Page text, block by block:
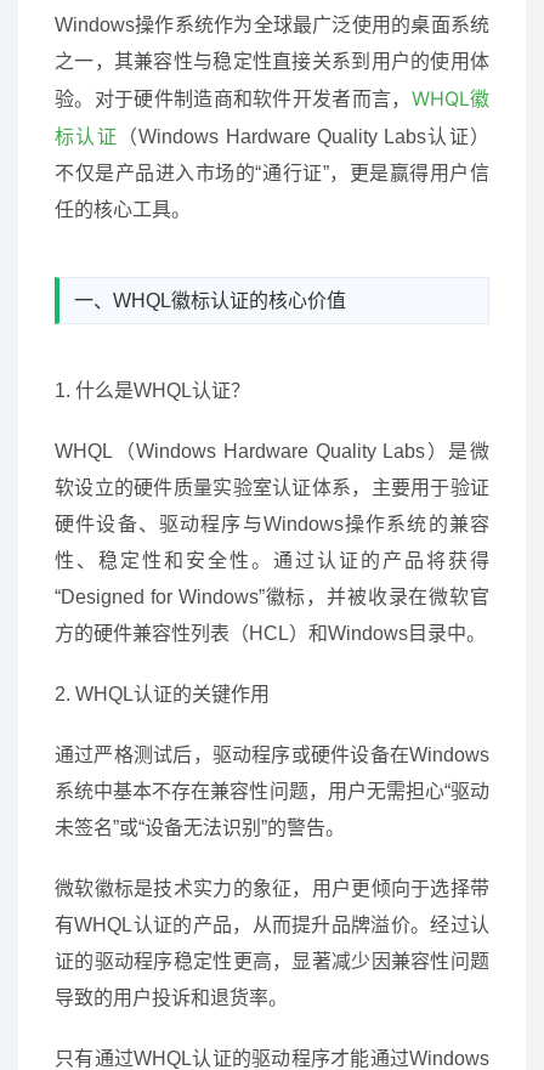
Windows操作系统作为全球最广泛使用的桌面系统
之一，其兼容性与稳定性直接关系到用户的使用体
验。对于硬件制造商和软件开发者而言， WHQL徽
标认证
（Windows Hardware Quality Labs认证）
不仅是产品进入市场的“通行证”，更是赢得用户信
任的核心工具。
一、WHQL徽标认证的核心价值
1. 什么是WHQL认证？
WHQL（Windows Hardware Quality Labs）是微
软设立的硬件质量实验室认证体系，主要用于验证
硬件设备、驱动程序与Windows操作系统的兼容
性、稳定性和安全性。通过认证的产品将获得
“Designed for Windows”徽标，并被收录在微软官
方的硬件兼容性列表（HCL）和Windows目录中。
2. WHQL认证的关键作用
通过严格测试后，驱动程序或硬件设备在Windows
系统中基本不存在兼容性问题，用户无需担心“驱动
未签名”或“设备无法识别”的警告。
微软徽标是技术实力的象征，用户更倾向于选择带
有WHQL认证的产品，从而提升品牌溢价。经过认
证的驱动程序稳定性更高，显著减少因兼容性问题
导致的用户投诉和退货率。
只有通过WHQL认证的驱动程序才能通过Windows